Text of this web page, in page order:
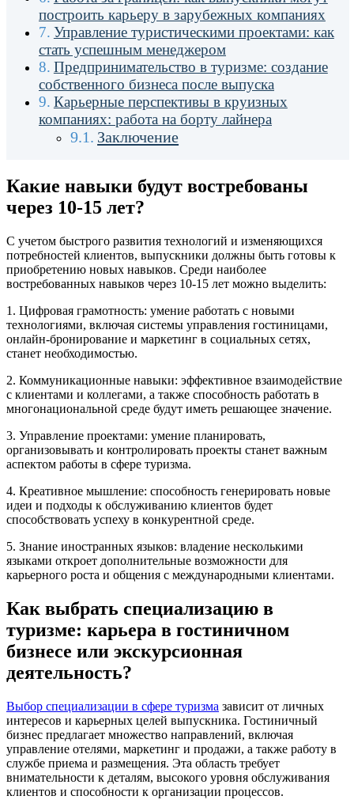
построить карьеру в зарубежных компаниях
Управление туристическими проектами: как
стать успешным менеджером
Предпринимательство в туризме: создание
собственного бизнеса после выпуска
Карьерные перспективы в круизных
компаниях: работа на борту лайнера
Заключение
Какие навыки будут востребованы
через 10-15 лет?
С учетом быстрого развития технологий и изменяющихся
потребностей клиентов, выпускники должны быть готовы к
приобретению новых навыков. Среди наиболее
востребованных навыков через 10-15 лет можно выделить:
1. Цифровая грамотность: умение работать с новыми
технологиями, включая системы управления гостиницами,
онлайн-бронирование и маркетинг в социальных сетях,
станет необходимостью.
2. Коммуникационные навыки: эффективное взаимодействие
с клиентами и коллегами, а также способность работать в
многонациональной среде будут иметь решающее значение.
3. Управление проектами: умение планировать,
организовывать и контролировать проекты станет важным
аспектом работы в сфере туризма.
4. Креативное мышление: способность генерировать новые
идеи и подходы к обслуживанию клиентов будет
способствовать успеху в конкурентной среде.
5. Знание иностранных языков: владение несколькими
языками откроет дополнительные возможности для
карьерного роста и общения с международными клиентами.
Как выбрать специализацию в
туризме: карьера в гостиничном
бизнесе или экскурсионная
деятельность?
Выбор специализации в сфере туризма зависит от личных
интересов и карьерных целей выпускника. Гостиничный
бизнес предлагает множество направлений, включая
управление отелями, маркетинг и продажи, а также работу в
службе приема и размещения. Эта область требует
внимательности к деталям, высокого уровня обслуживания
клиентов и способности к организации процессов.